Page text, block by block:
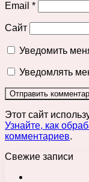
Email *
Сайт
Уведомить
Уведомлять
Этот сайт
Узнайте, как
комментариев.
Свежие записи